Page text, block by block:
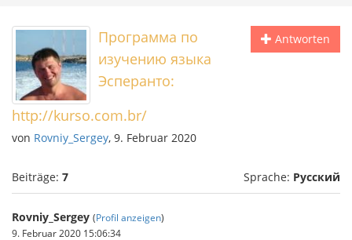
Antworten
Программа по
изучению языка
Эсперанто:
http://kurso.com.br/
von Rovniy_Sergey, 9. Februar 2020
Beiträge: 7 Sprache: Русский
Rovniy_Sergey (Profil anzeigen)
9. Februar 2020 15:06:34